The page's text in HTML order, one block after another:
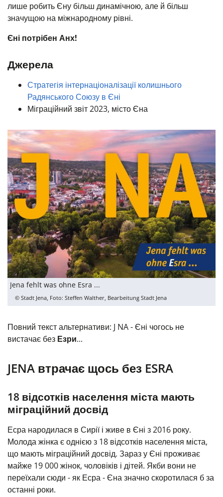
лише робить Єну більш динамічною, але й більш
значущою на міжнародному рівні.
Єні потрібен Анх!
Джерела
Стратегія інтернаціоналізації колишнього
Радянського Союзу в Єні
Міграційний звіт 2023, місто Єна
Jena fehlt was ohne Esra ...
© Stadt Jena, Foto: Steffen Walther, Bearbeitung Stadt Jena
Повний текст альтернативи: J NA - Єні чогось не
вистачає без Езри...
JENA втрачає щось без ESRA
18 відсотків населення міста мають
міграційний досвід
Есра народилася в Сирії і живе в Єні з 2016 року.
Молода жінка є однією з 18 відсотків населення міста,
що мають міграційний досвід. Зараз у Єні проживає
майже 19 000 жінок, чоловіків і дітей. Якби вони не
переїхали сюди - як Есра - Єна значно скоротилася б за
останні роки.